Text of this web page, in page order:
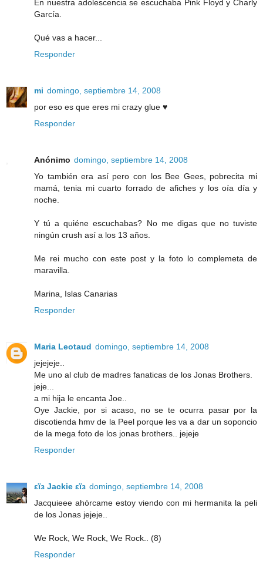
En nuestra adolescencia se escuchaba Pink Floyd y Charly
García.
Qué vas a hacer...
Responder
mi domingo, septiembre 14, 2008
por eso es que eres mi crazy glue ♥
Responder
Anónimo domingo, septiembre 14, 2008
Yo también era así pero con los Bee Gees, pobrecita mi
mamá, tenia mi cuarto forrado de afiches y los oía día y
noche.
Y tú a quiéne escuchabas? No me digas que no tuviste
ningún crush así a los 13 años.
Me rei mucho con este post y la foto lo complemeta de
maravilla.
Marina, Islas Canarias
Responder
Maria Leotaud domingo, septiembre 14, 2008
jejejeje..
Me uno al club de madres fanaticas de los Jonas Brothers.
jeje...
a mi hija le encanta Joe..
Oye Jackie, por si acaso, no se te ocurra pasar por la
discotienda hmv de la Peel porque les va a dar un soponcio
de la mega foto de los jonas brothers.. jejeje
Responder
εïз Jackie εïз domingo, septiembre 14, 2008
Jacquieee ahórcame estoy viendo con mi hermanita la peli
de los Jonas jejeje..
We Rock, We Rock, We Rock.. (8)
Responder